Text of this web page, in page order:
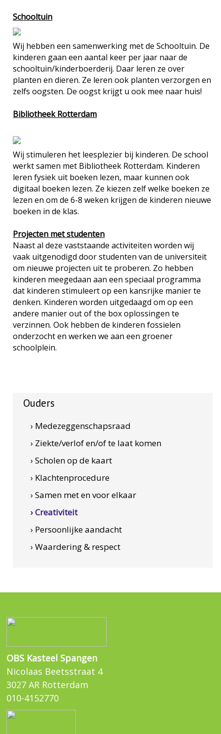
Schooltuin
Wij hebben een samenwerking met de Schooltuin. De
kinderen gaan een aantal keer per jaar naar de
schooltuin/kinderboerderij. Daar leren ze over
planten en dieren. Ze leren ook planten verzorgen en
zelfs oogsten. De oogst krijgt u ook mee naar huis!
Bibliotheek Rotterdam
Wij stimuleren het leesplezier bij kinderen. De school
werkt samen met Bibliotheek Rotterdam. Kinderen
leren fysiek uit boeken lezen, maar kunnen ook
digitaal boeken lezen. Ze kiezen zelf welke boeken ze
lezen en om de 6-8 weken krijgen de kinderen nieuwe
boeken in de klas.
Projecten met studenten
Naast al deze vaststaande activiteiten worden wij
vaak uitgenodigd door studenten van de universiteit
om nieuwe projecten uit te proberen. Zo hebben
kinderen meegedaan aan een speciaal programma
dat kinderen stimuleert op een kansrijke manier te
denken. Kinderen worden uitgedaagd om op een
andere manier out of the box oplossingen te
verzinnen. Ook hebben de kinderen fossielen
onderzocht en werken we aan een groener
schoolplein.
Ouders
› Medezeggenschapsraad
› Ziekte/verlof en/of te laat komen
› Scholen op de kaart
› Klachtenprocedure
› Samen met en voor elkaar
› Creativiteit
› Persoonlijke aandacht
› Waardering & respect
OBS Kasteel Spangen
Nicolaas Beetsstraat 4
3027 AR Rotterdam
010-4152770